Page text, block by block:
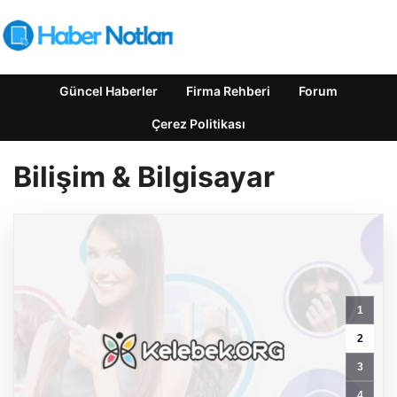
Güncel Haberler Firma Rehberi Forum
Çerez Politikası
Bilişim & Bilgisayar
1
2
3